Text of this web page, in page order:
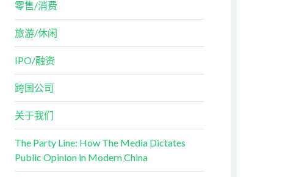
零售/消费
旅游/休闲
IPO/融资
跨国公司
关于我们
The Party Line: How The Media Dictates
Public Opinion in Modern China